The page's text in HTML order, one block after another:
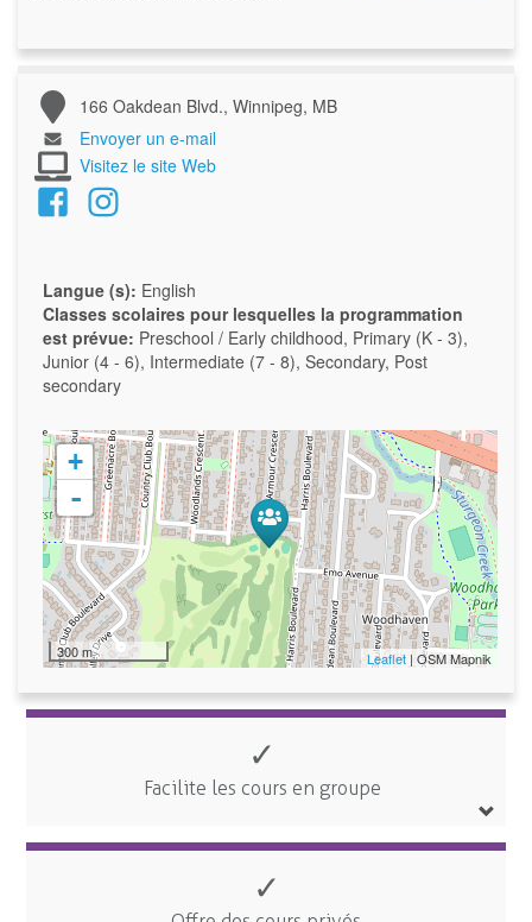
166 Oakdean Blvd., Winnipeg, MB
Envoyer un e-mail
Visitez le site Web
Langue (s): English
Classes scolaires pour lesquelles la programmation
est prévue: Preschool / Early childhood, Primary (K - 3),
Junior (4 - 6), Intermediate (7 - 8), Secondary, Post
secondary
+
-
300 m Leaflet | OSM Mapnik
✓
Facilite les cours en groupe
✓